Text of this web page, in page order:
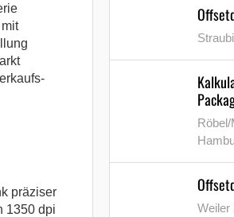
präziser
1350 dpi
Weiler